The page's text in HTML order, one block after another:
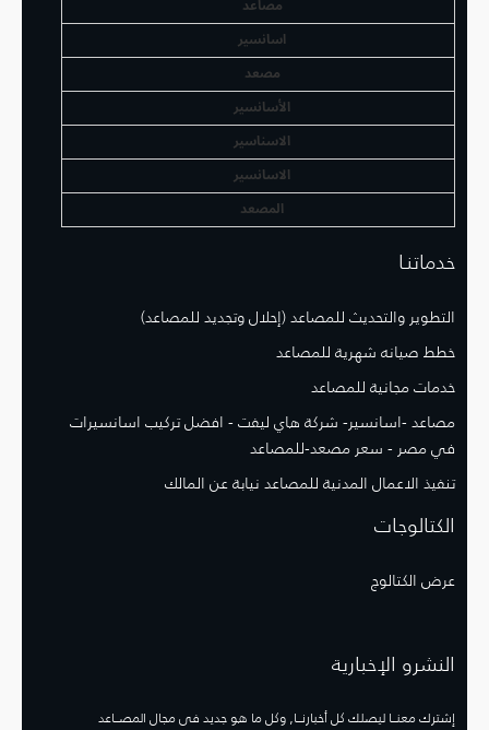
مصاعد
اسانسير
مصعد
الأسانسير
الاسناسير
الاسانسير
المصعد
خدماتنـا
التطوير والتحديث للمصاعد (إحلال وتجديد للمصاعد)
خطط صيانه شهرية للمصاعد
خدمات مجانية للمصاعد
مصاعد -اسانسير- شركة هاي ليفت - افضل تركيب اسانسيرات
في مصر - سعر مصعد-للمصاعد
تنفيذ الاعمال المدنية للمصاعد نيابة عن المالك
الكتالوجات
عرض الكتالوج
النشرو الإخبارية
إشترك معنــا ليصلك كل أخبارنــا, وكل ما هو جديد فى مجال المصــاعد